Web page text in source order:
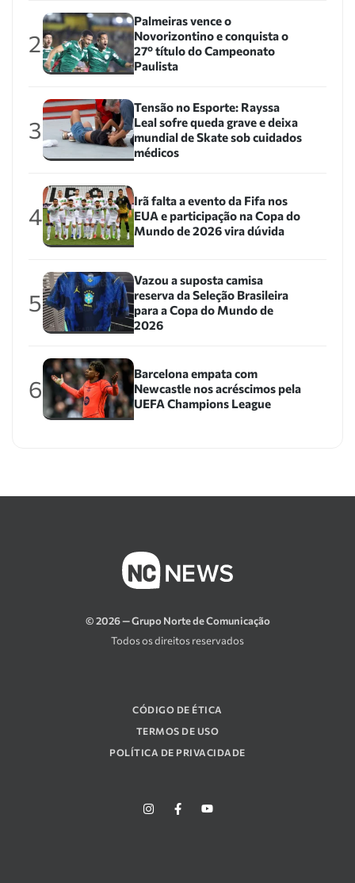
2
Palmeiras vence o
Novorizontino e conquista o
27º título do Campeonato
Paulista
3
Tensão no Esporte: Rayssa
Leal sofre queda grave e deixa
mundial de Skate sob cuidados
médicos
4
Irã falta a evento da Fifa nos
EUA e participação na Copa do
Mundo de 2026 vira dúvida
5
Vazou a suposta camisa
reserva da Seleção Brasileira
para a Copa do Mundo de
2026
6
Barcelona empata com
Newcastle nos acréscimos pela
UEFA Champions League
© 2026 — Grupo Norte de Comunicação
Todos os direitos reservados
CÓDIGO DE ÉTICA
TERMOS DE USO
POLÍTICA DE PRIVACIDADE